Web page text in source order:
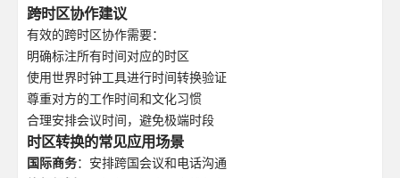
跨时区协作建议
有效的跨时区协作需要：
明确标注所有时间对应的时区
使用世界时钟工具进行时间转换验证
尊重对方的工作时间和文化习惯
合理安排会议时间，避免极端时段
时区转换的常见应用场景
国际商务：安排跨国会议和电话沟通